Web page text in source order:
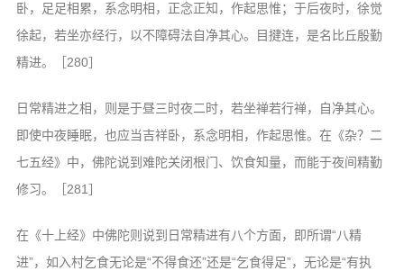
卧，足足相累，系念明相，正念正知，作起思惟；于后夜时，徐觉
徐起，若坐亦经行，以不障碍法自净其心。目揵连，是名比丘殷勤
精进。［280］
日常精进之相，则是于昼三时夜二时，若坐禅若行禅，自净其心。
即使中夜睡眠，也应当吉祥卧，系念明相，作起思惟。在《杂？二
七五经》中，佛陀说到难陀关闭根门、饮食知量，而能于夜间精勤
修习。［281］
在《十上经》中佛陀则说到日常精进有八个方面，即所谓“八精
进”，如入村乞食无论是“不得食还”还是“乞食得足”，无论是“有执